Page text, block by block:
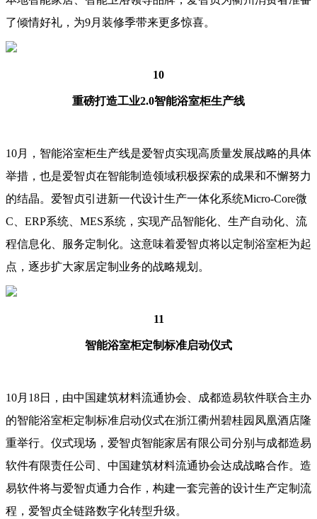
了倾情好礼，为9月装修季带来更多惊喜。
10
重磅打造工业2.0智能浴室柜生产线
10月，智能浴室柜生产线是爱智贞实现高质量发展战略的具体
举措，也是爱智贞在智能制造领域积极探索的成果和不懈努力
的结晶。爱智贞引进新一代设计生产一体化系统Micro-Core微
C、ERP系统、MES系统，实现产品智能化、生产自动化、流
程信息化、服务定制化。这意味着爱智贞将以定制浴室柜为起
点，逐步扩大家居定制业务的战略规划。
11
智能浴室柜定制标准启动仪式
10月18日，由中国建筑材料流通协会、成都造易软件联合主办
的智能浴室柜定制标准启动仪式在浙江衢州碧桂园凤凰酒店隆
重举行。仪式现场，爱智贞智能家居有限公司分别与成都造易
软件有限责任公司、中国建筑材料流通协会达成战略合作。造
易软件将与爱智贞通力合作，构建一套完善的设计生产定制流
程，爱智贞全链路数字化转型升级。